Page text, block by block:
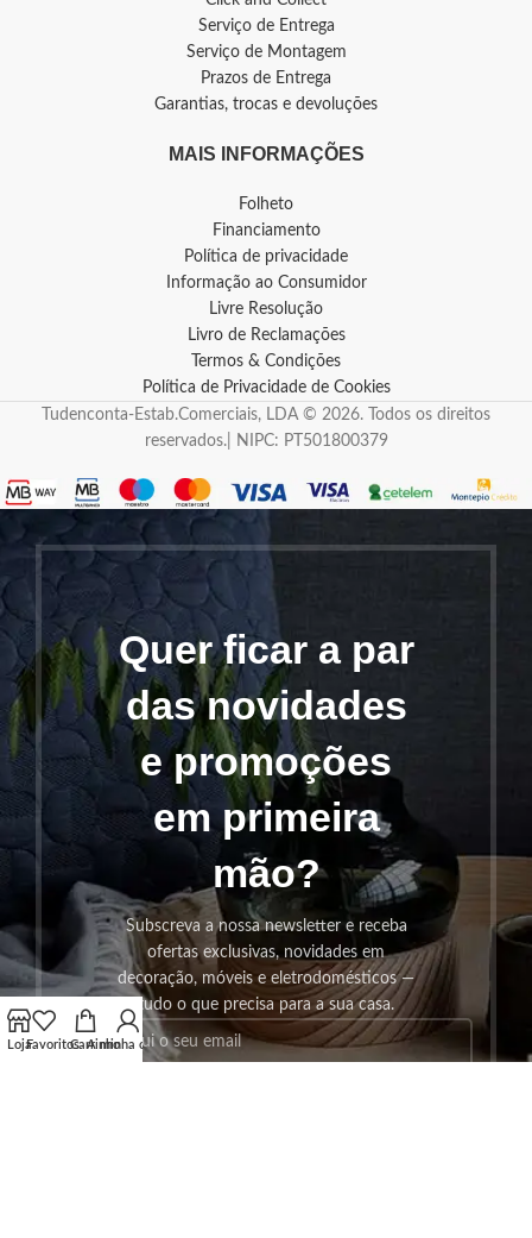
Serviço de Entrega
Serviço de Montagem
Prazos de Entrega
Garantias, trocas e devoluções
MAIS INFORMAÇÕES
Folheto
Financiamento
Política de privacidade
Informação ao Consumidor
Livre Resolução
Livro de Reclamações
Termos & Condições
Política de Privacidade de Cookies
Tudenconta-Estab.Comerciais, LDA © 2026. Todos os direitos
reservados.| NIPC: PT501800379
Quer ficar a par
das novidades
e promoções
em primeira
mão?
Subscreva a nossa newsletter e receba
ofertas exclusivas, novidades em
decoração, móveis e eletrodomésticos —
tudo o que precisa para a sua casa.
LojaFavoritosCarrinho
A minha conta